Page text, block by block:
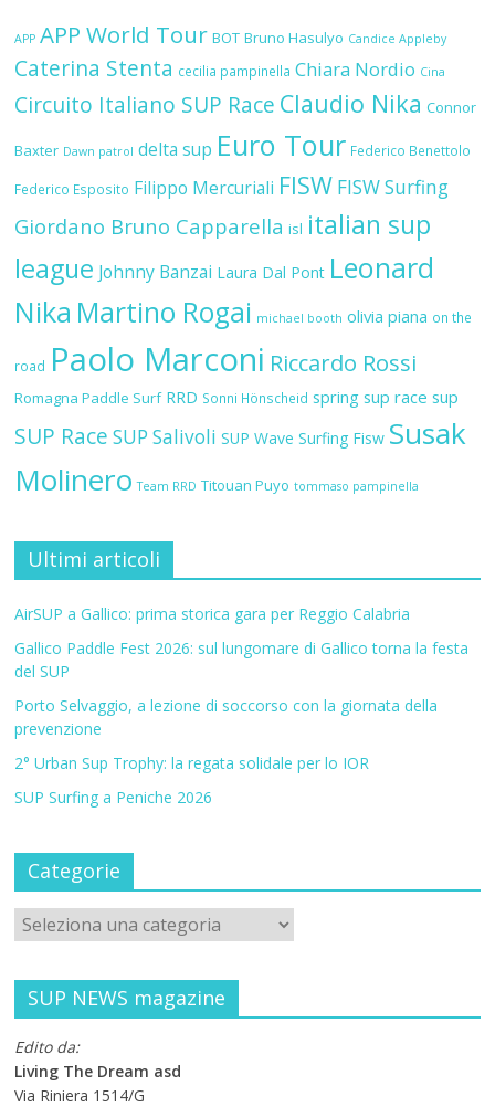
APP APP World Tour BOT Bruno Hasulyo Candice Appleby
Caterina Stenta cecilia pampinella Chiara Nordio Cina
Circuito Italiano SUP Race Claudio Nika Connor
Baxter Dawn patrol delta sup Euro Tour Federico Benettolo
Federico Esposito Filippo Mercuriali FISW FISW Surfing
Giordano Bruno Capparella isl italian sup
league Johnny Banzai Laura Dal Pont Leonard
Nika Martino Rogai michael booth olivia piana on the
road Paolo Marconi Riccardo Rossi
Romagna Paddle Surf RRD Sonni Hönscheid spring sup race sup
SUP Race SUP Salivoli SUP Wave Surfing Fisw Susak
Molinero Team RRD Titouan Puyo tommaso pampinella
Ultimi articoli
AirSUP a Gallico: prima storica gara per Reggio Calabria
Gallico Paddle Fest 2026: sul lungomare di Gallico torna la festa
del SUP
Porto Selvaggio, a lezione di soccorso con la giornata della
prevenzione
2° Urban Sup Trophy: la regata solidale per lo IOR
SUP Surfing a Peniche 2026
Categorie
SUP NEWS magazine
Edito da:
Living The Dream asd
Via Riniera 1514/G